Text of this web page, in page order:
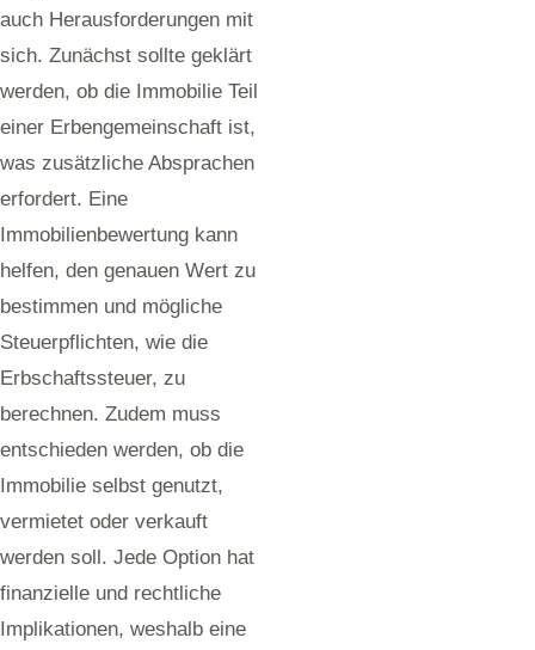
auch Herausforderungen mit
sich. Zunächst sollte geklärt
werden, ob die Immobilie Teil
einer Erbengemeinschaft ist,
was zusätzliche Absprachen
erfordert. Eine
Immobilienbewertung kann
helfen, den genauen Wert zu
bestimmen und mögliche
Steuerpflichten, wie die
Erbschaftssteuer, zu
berechnen. Zudem muss
entschieden werden, ob die
Immobilie selbst genutzt,
vermietet oder verkauft
werden soll. Jede Option hat
finanzielle und rechtliche
Implikationen, weshalb eine